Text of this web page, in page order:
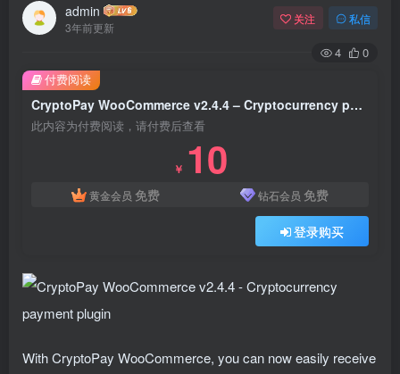
admin
3年前更新
关注 私信
4 0
CryptoPay WooCommerce v2.4.4 – Cryptocurrency payment plugin Plugins
此内容为付费阅读，请付费后查看
￥ 10
黄金会员 免费 钻石会员 免费
登录购买
付费阅读
With CryptoPay WooCommerce, you can now easily receive